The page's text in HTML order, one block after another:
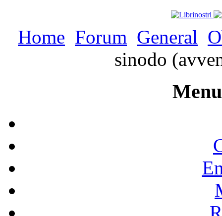
Home Forum General
sinodo